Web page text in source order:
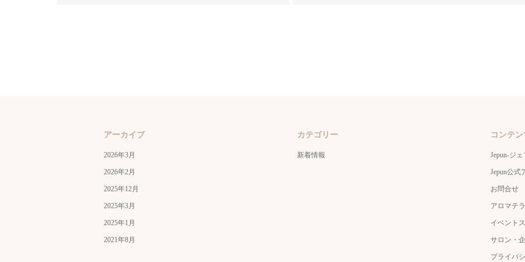
アーカイブ
2026年3月
2026年2月
2025年12月
2025年3月
2025年1月
2021年8月
カテゴリー
新着情報
コンテン
Jepun-ジ
Jepun公式
お問合せ
アロマテ
イベント
サロン・
プライバ